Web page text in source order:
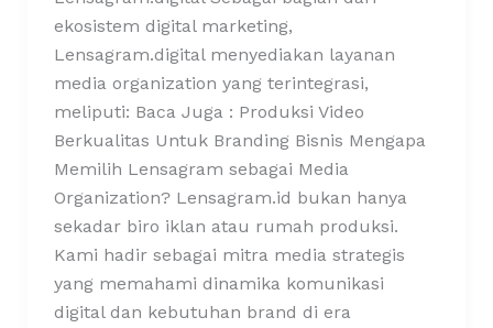
ekosistem digital marketing,
Lensagram.digital menyediakan layanan
media organization yang terintegrasi,
meliputi: Baca Juga : Produksi Video
Berkualitas Untuk Branding Bisnis Mengapa
Memilih Lensagram sebagai Media
Organization? Lensagram.id bukan hanya
sekadar biro iklan atau rumah produksi.
Kami hadir sebagai mitra media strategis
yang memahami dinamika komunikasi
digital dan kebutuhan brand di era